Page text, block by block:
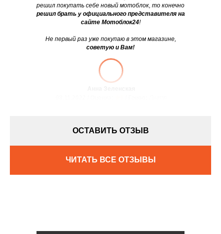
решил покупать себе новый мотоблок, то конечно
решил брать у официального представителя на
сайте Мотоблок24!
Не первый раз уже покупаю в этом магазине,
советую и Вам!
Анна Зеленская
ОСТАВИТЬ ОТЗЫВ
ЧИТАТЬ ВСЕ ОТЗЫВЫ